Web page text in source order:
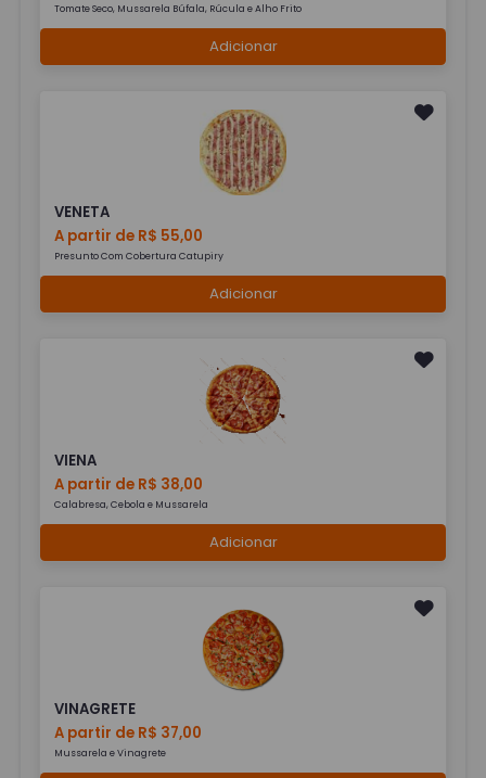
Tomate Seco, Mussarela Búfala, Rúcula e Alho Frito
Adicionar
VENETA
A partir de R$ 55,00
Presunto Com Cobertura Catupiry
Adicionar
VIENA
A partir de R$ 38,00
Calabresa, Cebola e Mussarela
Adicionar
VINAGRETE
A partir de R$ 37,00
Mussarela e Vinagrete